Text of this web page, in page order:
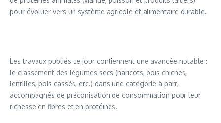
pour évoluer vers un système agricole et alimentaire durable.
Les travaux publiés ce jour contiennent une avancée notable :
le classement des légumes secs (haricots, pois chiches,
lentilles, pois cassés, etc.) dans une catégorie à part,
accompagnés de préconisation de consommation pour leur
richesse en fibres et en protéines.